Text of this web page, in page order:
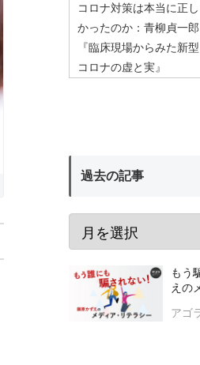
コロナ対策は本当に正し
かったのか：青柳貞一郎
『臨床現場からみた新型
コロナの虚と実』
過去の記事
もう
えの
アゴ